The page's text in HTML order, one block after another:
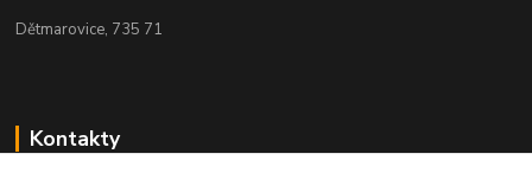
Dětmarovice, 735 71
Kontakty